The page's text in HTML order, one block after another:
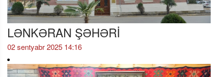
LƏNKƏRAN ŞƏHƏRİ
02 sentyabr 2025 14:16